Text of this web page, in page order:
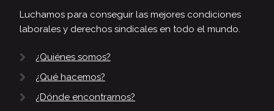
Luchamos para conseguir las mejores condiciones
laborales y derechos sindicales en todo el mundo.
¿Quiénes somos?
¿Qué hacemos?
¿Dónde encontrarnos?